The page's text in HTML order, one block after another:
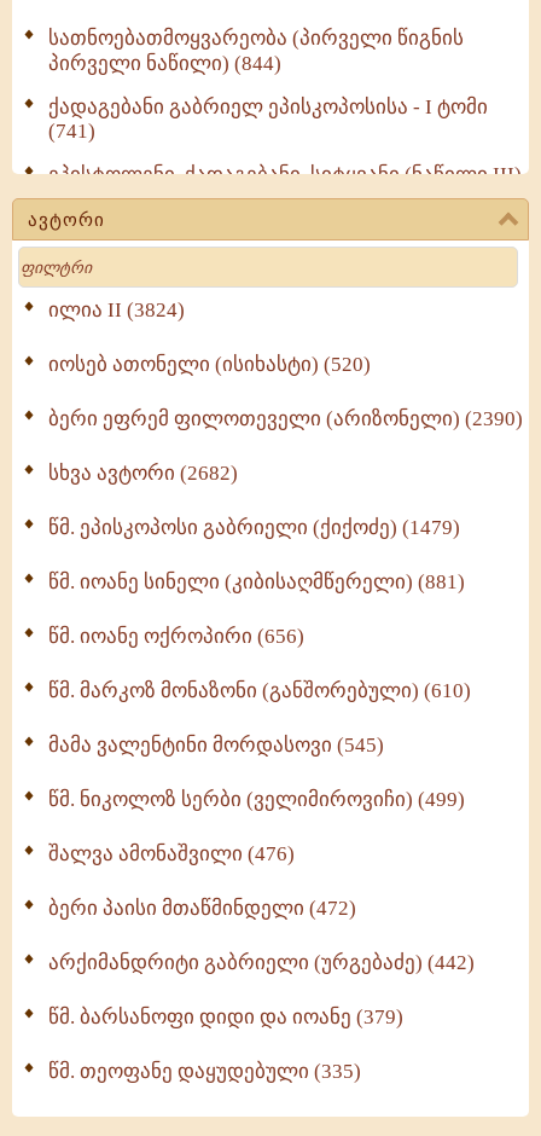
სათნოებათმოყვარეობა (პირველი წიგნის
პირველი ნაწილი) (844)
ქადაგებანი გაბრიელ ეპისკოპოსისა - I ტომი
(741)
ეპისტოლენი, ქადაგებანი, სიტყვანი (ნაწილი III)
(723)
მოძღვრის ძალზე სასარგებლო რჩევები
მრევლისათვის (545)
Wisdomge (514)
ქადაგებანი გაბრიელ ეპისკოპოსისა - II ტომი
სულიერი ცხოვრების სახელმძღვანელო -
ნაწილი II (369)
ავტორი
Search
ილია II (3824)
იოსებ ათონელი (ისიხასტი) (520)
ბერი ეფრემ ფილოთეველი (არიზონელი) (2390)
სხვა ავტორი (2682)
წმ. ეპისკოპოსი გაბრიელი (ქიქოძე) (1479)
წმ. იოანე სინელი (კიბისაღმწერელი) (881)
წმ. იოანე ოქროპირი (656)
წმ. მარკოზ მონაზონი (განშორებული) (610)
მამა ვალენტინი მორდასოვი (545)
წმ. ნიკოლოზ სერბი (ველიმიროვიჩი) (499)
შალვა ამონაშვილი (476)
ბერი პაისი მთაწმინდელი (472)
არქიმანდრიტი გაბრიელი (ურგებაძე) (442)
წმ. ბარსანოფი დიდი და იოანე (379)
წმ. თეოფანე დაყუდებული (335)